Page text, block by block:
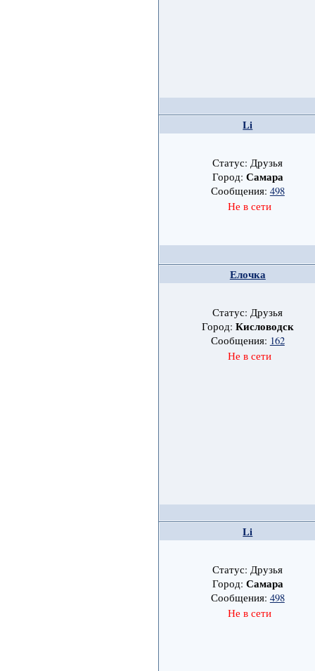
Li
Статус: Друзья
Город: Самара
Сообщения: 498
Не в сети
Елочка
Статус: Друзья
Город: Кисловодск
Сообщения: 162
Не в сети
Li
Статус: Друзья
Город: Самара
Сообщения: 498
Не в сети